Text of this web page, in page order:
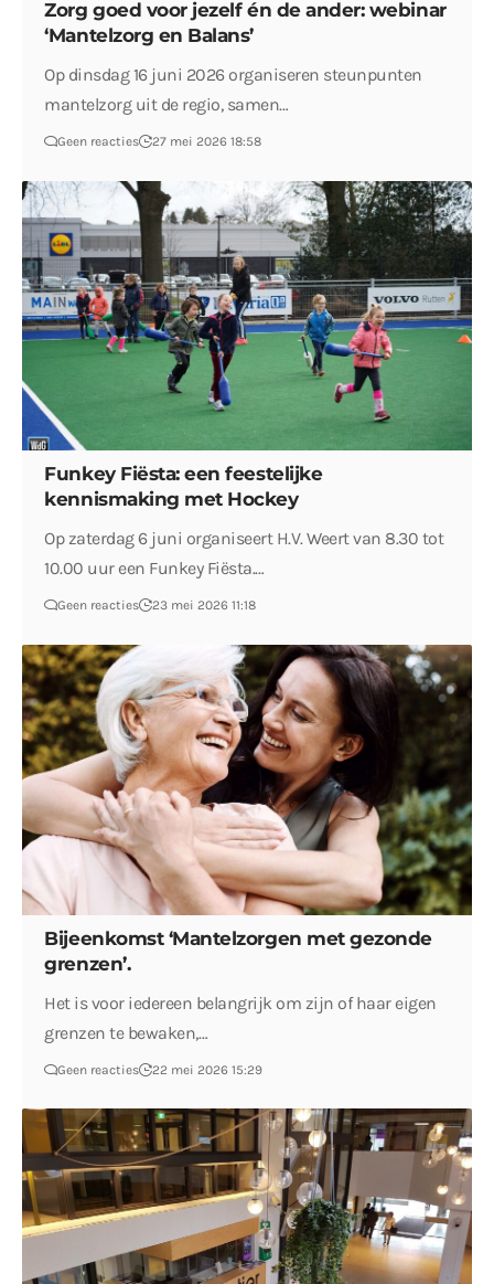
Zorg goed voor jezelf én de ander: webinar
‘Mantelzorg en Balans’
Op dinsdag 16 juni 2026 organiseren steunpunten
mantelzorg uit de regio, samen…
Geen reacties 27 mei 2026 18:58
Funkey Fiësta: een feestelijke
kennismaking met Hockey
Op zaterdag 6 juni organiseert H.V. Weert van 8.30 tot
10.00 uur een Funkey Fiësta.…
Geen reacties 23 mei 2026 11:18
Bijeenkomst ‘Mantelzorgen met gezonde
grenzen’.
Het is voor iedereen belangrijk om zijn of haar eigen
grenzen te bewaken,…
Geen reacties 22 mei 2026 15:29